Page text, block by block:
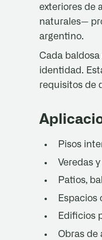
exteriores de
naturales—
argentino.
Cada
identidad.
requisitos de
Pisos
Veredas
Patios,
Espacios
Edificios
Obras de